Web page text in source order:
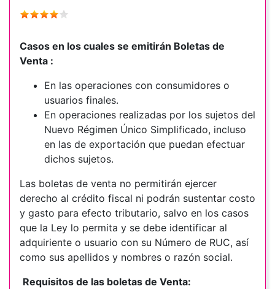
Casos en los cuales se emitirán Boletas de
Venta :
En las operaciones con consumidores o
usuarios finales.
En operaciones realizadas por los sujetos del
Nuevo Régimen Único Simplificado, incluso
en las de exportación que puedan efectuar
dichos sujetos.
Las boletas de venta no permitirán ejercer
derecho al crédito fiscal ni podrán sustentar costo
y gasto para efecto tributario, salvo en los casos
que la Ley lo permita y se debe identificar al
adquiriente o usuario con su Número de RUC, así
como sus apellidos y nombres o razón social.
Requisitos de las boletas de Venta: